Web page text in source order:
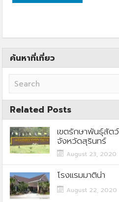
ค้นหาที่เที่ยว
Related Posts
เขตรักษาพันธุ์สั
จังหวัดสุรินทร์
August 23, 2020
โรงแรมมาติน่า
August 22, 2020